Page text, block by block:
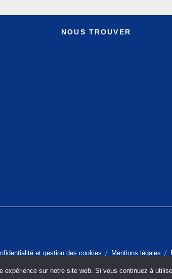
NOUS TROUVER
et gestion des cookies Mentions légales
expérience sur notre site web. Si vous continuez à